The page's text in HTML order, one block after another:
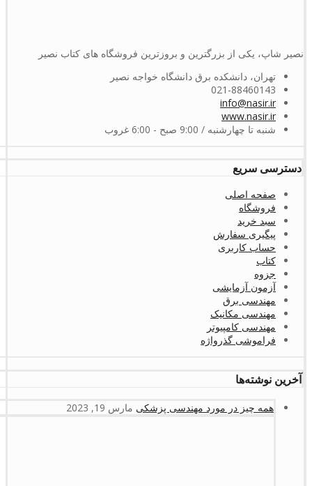
نصیر شاپ، یکی از بزرگترین و بروزترین فروشگاه های کتاب نصیر
تهران، دانشکده برق دانشگاه خواجه نصیر
021-88460143
info@nasir.ir
www.nasir.ir
شنبه تا چهارشنبه / 9:00 صبح - 6:00 غروب
دسترسی سریع
صفحه اصلی
فروشگاه
سبد خرید
پیگیری سفارش
حساب کاربری
کتاب
جزوه
آزمون آزمایشی
مهندسی برق
مهندسی مکانیک
مهندسی کامپیوتر
فراموشی گذرواژه
آخرین نوشته‌ها
همه چیز در مورد مهندسی پزشکی مارس 19, 2023